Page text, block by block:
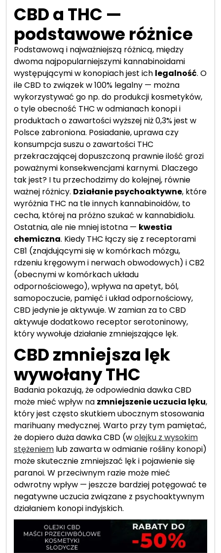
CBD a THC —
podstawowe różnice
Podstawową i najważniejszą różnicą, między
dwoma najpopularniejszymi kannabinoidami
występującymi w konopiach jest ich legalność. O
ile CBD to związek w 100% legalny — można
wykorzystywać go np. do produkcji kosmetyków,
o tyle obecność THC w odmianach konopi i
produktach o zawartości wyższej niż 0,3% jest w
Polsce zabroniona. Posiadanie, uprawa czy
konsumpcja suszu o zawartości THC
przekraczającej dopuszczoną prawnie ilość grozi
poważnymi konsekwencjami karnymi. Dlaczego
tak jest? I tu przechodzimy do kolejnej, równie
ważnej różnicy. Działanie psychoaktywne, które
wyróżnia THC na tle innych kannabinoidów, to
cecha, której na próżno szukać w kannabidiolu.
Ostatnia, ale nie mniej istotna — kwestia
chemiczna. Kiedy THC łączy się z receptorami
CB1 (znajdującymi się w komórkach mózgu,
rdzeniu kręgowym i nerwach obwodowych) i CB2
(obecnymi w komórkach układu
odpornościowego), wpływa na apetyt, ból,
samopoczucie, pamięć i układ odpornościowy,
CBD jedynie je aktywuje. W zamian za to CBD
aktywuje dodatkowo receptor serotoninowy,
który wywołuje działanie zmniejszające lęk.
CBD zmniejsza lęk
wywołany THC
Badania pokazują, że odpowiednia dawka CBD
może mieć wpływ na zmniejszenie uczucia lęku,
który jest często skutkiem ubocznym stosowania
marihuany medycznej. Warto przy tym pamiętać,
że dopiero duża dawka CBD (wolejku z wysokim
stężeniem lub zawarta w odmianie rośliny konopi)
może skutecznie zmniejszać lęk i pojawienie się
paranoi. W przeciwnym razie może mieć
odwrotny wpływ — jeszcze bardziej potęgować te
negatywne uczucia związane z psychoaktywnym
działaniem konopi indyjskich.